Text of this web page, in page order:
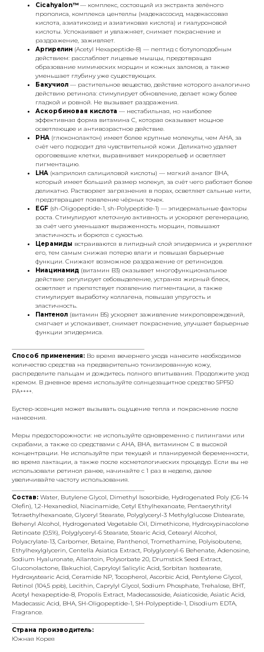
Cicahyalon™ — комплекс, состоящий из экстракта зелёного
прополиса, комплекса центеллы (мадекассосид, мадекассовая
кислота, азиатикозид и азиатиковая кислота) и гиалуроновой
кислоты. Успокаивает и увлажняет, снимает покраснение и
раздражение, заживляет.
Аргирелин (Acetyl Hexapeptide-8) — пептид с ботулоподобным
действием: расслабляет лицевые мышцы, предотвращая
образование мимических морщин и кожных заломов, а также
уменьшает глубину уже существующих.
Бакучиол — растительное вещество, действие которого аналогично
действию ретинола: стимулирует обновление, делает кожу более
гладкой и ровной. Не вызывает раздражения.
Аскорбиновая кислота — нестабильная, но наиболее
эффективная форма витамина C, которая оказывает мощное
осветляющее и антивозрастное действие.
PHA (глюконолактон) имеет более крупные молекулы, чем AHA, за
счёт чего подходит для чувствительной кожи. Деликатно удаляет
ороговевшие клетки, выравнивает микрорельеф и осветляет
пигментацию.
LHA (каприлоил салициловой кислоты) — мягкий аналог BHA,
который имеет больший размер молекул, за счёт чего работает более
деликатно. Растворяет загрязнения в порах, осветляет сальные нити,
предотвращает появление чёрных точек.
EGF (sh-Oligopeptide-1, sh-Polypeptide-1) — эпидермальные факторы
роста. Стимулируют клеточную активность и ускоряют регенерацию,
за счёт чего уменьшают выраженность морщин, повышают
эластичность и борются с сухостью.
Церамиды встраиваются в липидный слой эпидермиса и укрепляют
его, тем самым снижая потерю влаги и повышая барьерные
функции. Снижают возможное раздражение от ретиноидов.
Ниацинамид (витамин B3) оказывает многофункциональное
действие: регулирует себовыделение, устраняя жирный блеск,
осветляет и препятствует появлению пигментации, а также
стимулирует выработку коллагена, повышая упругость и
эластичность.
Пантенол (витамин B5) ускоряет заживление микроповреждений,
смягчает и успокаивает, снимает покраснение, улучшает барьерные
функции эпидермиса.
Способ применения: Во время вечернего ухода нанесите необходимое
количество средства на предварительно тонизированную кожу,
распределите пальцам и дождитесь полного впитывания. Продолжите уход
кремом. В дневное время используйте солнцезащитное средство SPF50
PA++++.
Бустер-эссенция может вызывать ощущение тепла и покраснение после
нанесения.
Меры предосторожности: не используйте одновременно с пилингами или
скрабами, а также со средствами с AHA, BHA, витамином C в высокой
концентрации. Не используйте при текущей и планируемой беременности,
во время лактации, а также после косметологических процедур. Если вы не
использовали ретинол ранее, начинайте с 1 раз в неделю, далее
увеличивайте частоту использования.
Состав: Water, Butylene Glycol, Dimethyl Isosorbide, Hydrogenated Poly (C6-14
Olefin), 1,2-Hexanediol, Niacinamide, Cetyl Ethylhexanoate, Pentaerythrityl
Tetraethylhexanoate, Glyceryl Stearate, Polyglyceryl-3 Methylglucose Distearate,
Behenyl Alcohol, Hydrogenated Vegetable Oil, Dimethicone, Hydroxypinacolone
Retinoate (0,5%), Polyglyceryl-6 Stearate, Stearic Acid, Cetearyl Alcohol,
Polyacrylate-13, Carbomer, Betaine, Panthenol, Tromethamine, Polyisobutene,
Ethylhexylglycerin, Centella Asiatica Extract, Polyglyceryl-6 Behenate, Adenosine,
Sodium Hyaluronate, Allantoin, Polysorbate 20, Drumstick Seed Extract,
Gluconolactone, Bakuchiol, Capryloyl Salicylic Acid, Sorbitan Isostearate,
Hydroxystearic Acid, Ceramide NP, Tocopherol, Ascorbic Acid, Pentylene Glycol,
Retinol (104,5 ppb), Lecithin, Caprylyl Glycol, Sodium Phosphate, Trehalose, BHT,
Acetyl hexapeptide-8, Propolis Extract, Madecassoside, Asiaticoside, Asiatic Acid,
Madecassic Acid, BHA, SH-Oligopeptide-1, SH-Polypeptide-1, Disodium EDTA,
Fragrance.
Страна производитель:
Южная Корея